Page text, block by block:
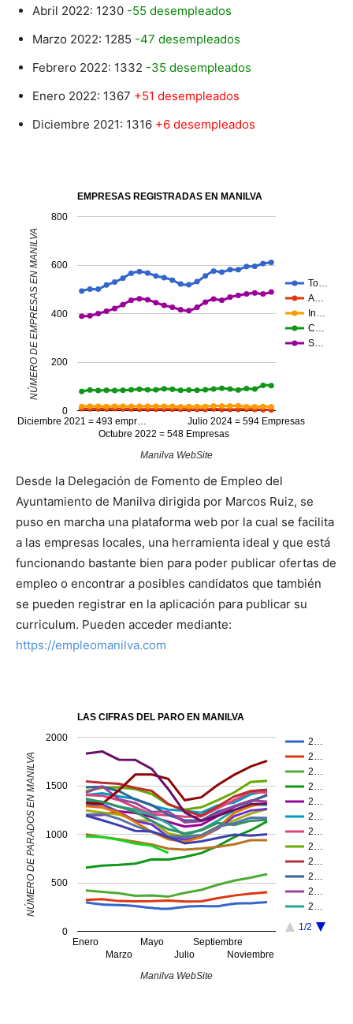
Abril 2022: 1230 -55 desempleados
Marzo 2022: 1285 -47 desempleados
Febrero 2022: 1332 -35 desempleados
Enero 2022: 1367 +51 desempleados
Diciembre 2021: 1316 +6 desempleados
EMPRESAS REGISTRADAS EN MANILVA
To…
A…
In…
C…
S…
Diciembre 2021 = 493 empr…
Octubre 2022 = 548 Empresas
Julio 2024 = 594 Empresas
0
200
400
600
800
Manilva WebSite
NÚMERO DE EMPRESAS EN MANILVA
Desde la Delegación de Fomento de Empleo del
Ayuntamiento de Manilva dirigida por Marcos Ruiz, se
puso en marcha una plataforma web por la cual se facilita
a las empresas locales, una herramienta ideal y que está
funcionando bastante bien para poder publicar ofertas de
empleo o encontrar a posibles candidatos que también
se pueden registrar en la aplicación para publicar su
curriculum. Pueden acceder mediante:
https://empleomanilva.com
LAS CIFRAS DEL PARO EN MANILVA
2…
2…
2…
2…
2…
2…
2…
2…
2…
2…
2…
2…
1/2
Enero
Marzo
Mayo
Julio
Septiembre
Noviembre
0
500
1000
1500
2000
Manilva WebSite
NÚMERO DE PARADOS EN MANILVA